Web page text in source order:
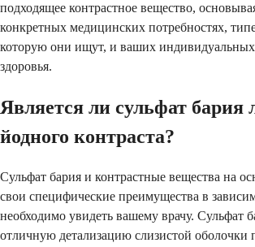
подходящее контрастное вещество,
конкретных медицинских потребностях,
которую они ищут, и ваших
здоровья.
Является ли сульфат бария
йодного контраста?
Сульфат бария и контрастные вещества на
свои специфические преимущества в
необходимо увидеть вашему врачу. Сульфат
отличную детализацию слизистой оболочки